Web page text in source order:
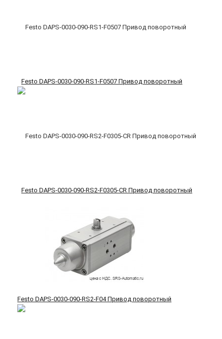
Festo DAPS-0030-090-RS1-F0507 Привод поворотный
Festo DAPS-0030-090-RS2-F0305-CR Привод поворотный
Festo DAPS-0030-090-RS2-F04 Привод поворотный